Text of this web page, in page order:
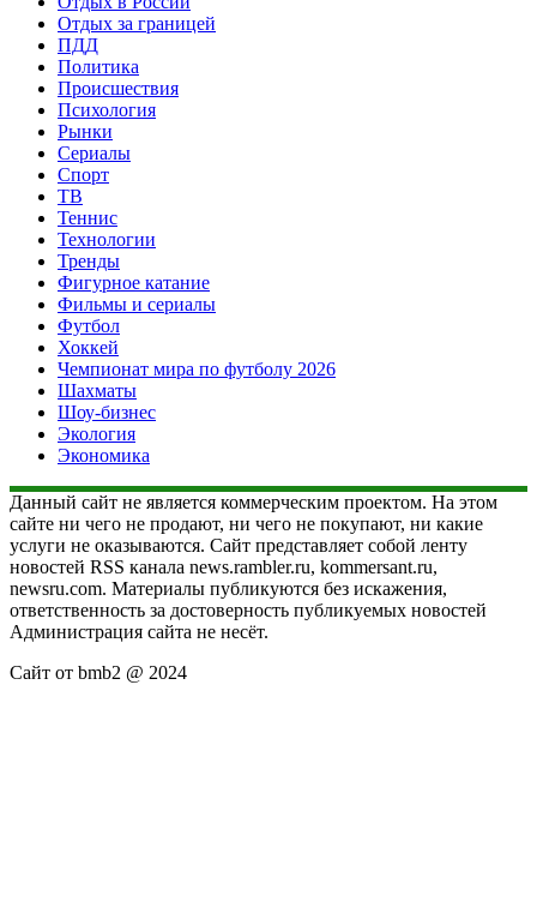
Отдых за границей
ПДД
Политика
Происшествия
Психология
Рынки
Сериалы
Спорт
ТВ
Теннис
Технологии
Тренды
Фигурное катание
Фильмы и сериалы
Футбол
Хоккей
Чемпионат мира по футболу 2026
Шахматы
Шоу-бизнес
Экология
Экономика
Данный сайт не является коммерческим проектом. На этом
сайте ни чего не продают, ни чего не покупают, ни какие
услуги не оказываются. Сайт представляет собой ленту
новостей RSS канала news.rambler.ru, kommersant.ru,
newsru.com. Материалы публикуются без искажения,
ответственность за достоверность публикуемых новостей
Администрация сайта не несёт.
Сайт от bmb2 @ 2024